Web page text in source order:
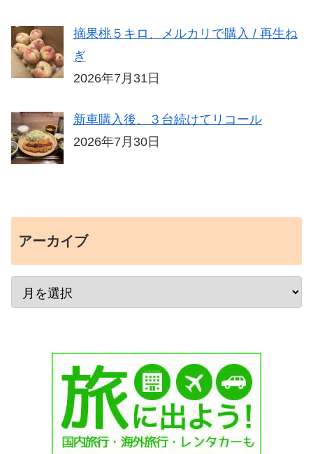
摘果桃５キロ、メルカリで購入 / 再生ね
ぎ
2026年7月31日
新車購入後、３台続けてリコール
2026年7月30日
アーカイブ